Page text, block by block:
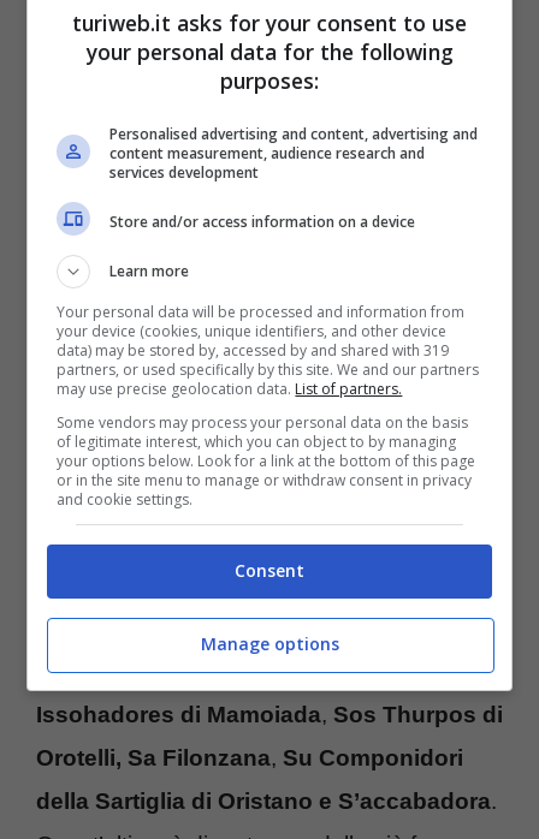
Ruoli importanti, in tante regioni italiane, sono
costituiti da maschere della commedia
dell’arte, ma non solo, maschere diforme e
persone strane e sinistre
, che hanno un
significato ben preciso. LaSardegna, in
particolare, ne ha davvero tante. Aspetti
strani, ed anchespaventosi,
accompagnano queste maschere ormai
mitologiche dell’isola sarda. Tra queste, per
citarne alcune, figuranoI Mamuthones e gli
Issohadores di Mamoiada, Sos Thurpos di
Orotelli, Sa Filonzana, Su Componidori
della Sartiglia di Oristano e S’accabadora.
turiweb.it asks for your consent to use
your personal data for the following
purposes:
Personalised advertising and content, advertising and
content measurement, audience research and
services development
Store and/or access information on a device
Learn more
Your personal data will be processed and information from
your device (cookies, unique identifiers, and other device
data) may be stored by, accessed by and shared with 319
partners, or used specifically by this site. We and our partners
may use precise geolocation data. List of partners.
Some vendors may process your personal data on the basis
of legitimate interest, which you can object to by managing
your options below. Look for a link at the bottom of this page
or in the site menu to manage or withdraw consent in privacy
and cookie settings.
Consent
Manage options